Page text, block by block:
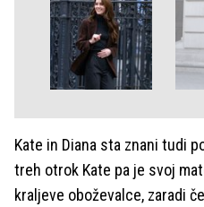
Kate in Diana sta znani tudi
treh otrok Kate pa je svoj
kraljeve oboževalce, zaradi